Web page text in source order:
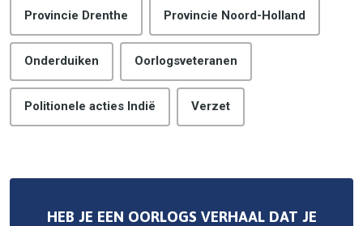
Provincie Drenthe Provincie Noord-Holland
Onderduiken Oorlogsveteranen
Politionele acties Indië Verzet
HEB JE EEN OORLOGS VERHAAL DAT JE